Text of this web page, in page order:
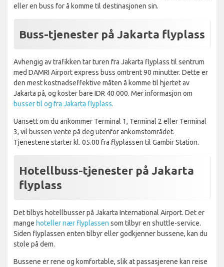
eller en buss for å komme til destinasjonen sin.
Buss-tjenester på Jakarta flyplass
Avhengig av trafikken tar turen fra Jakarta flyplass til sentrum
med DAMRI Airport express buss omtrent 90 minutter. Dette er
den mest kostnadseffektive måten å komme til hjertet av
Jakarta på, og koster bare IDR 40 000. Mer informasjon om
busser til og fra Jakarta flyplass.
Uansett om du ankommer Terminal 1, Terminal 2 eller Terminal
3, vil bussen vente på deg utenfor ankomstområdet.
Tjenestene starter kl. 05.00 fra flyplassen til Gambir Station.
Hotellbuss-tjenester på Jakarta
flyplass
Det tilbys hotellbusser på Jakarta International Airport. Det er
mange hoteller nær flyplassen som tilbyr en shuttle-service.
Siden flyplassen enten tilbyr eller godkjenner bussene, kan du
stole på dem.
Bussene er rene og komfortable, slik at passasjerene kan reise